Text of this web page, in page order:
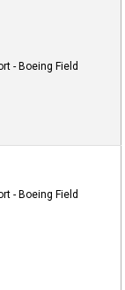
- Boeing Field
- Boeing Field